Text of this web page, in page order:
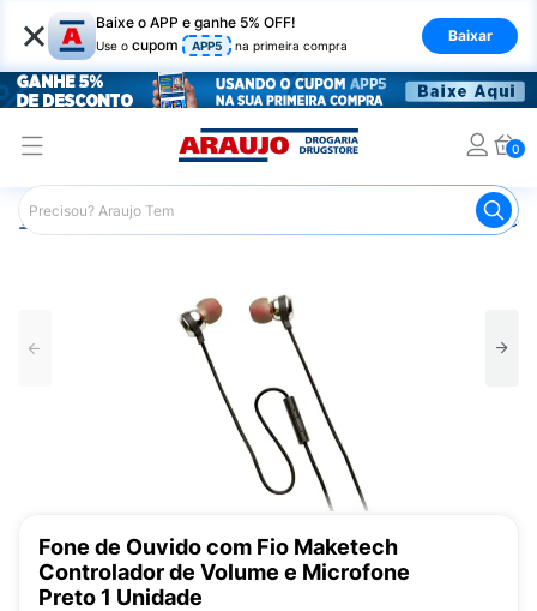
× Baixe o APP e ganhe 5% OFF!
Use o cupom APP5 na primeira compra
Baixar
0
Araujo Mercado Eletrônicos e
Fone de Ouvido com Fio Maketech
Controlador de Volume e Microfone
Preto 1 Unidade